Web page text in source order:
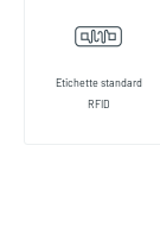
Etichette standard
RFID